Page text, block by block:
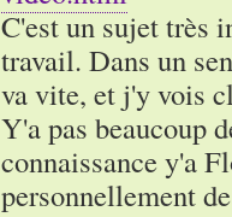
C'est un sujet très
travail. Dans un
va vite, et j'y vois
Y'a pas beaucoup
connaissance y'a
personnellement